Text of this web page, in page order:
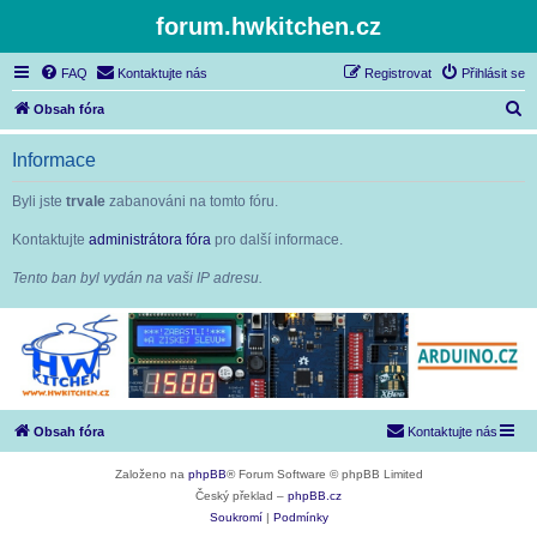
forum.hwkitchen.cz
FAQ Kontaktujte nás Přihlásit se
Registrovat
Obsah fóra
l
Informace
Byli jste trvale zabanováni na tomto fóru.
Kontaktujte administrátora fóra pro další informace.
Tento ban byl vydán na vaši IP adresu.
Obsah fóra Kontaktujte nás
Založeno na phpBB® Forum Software © phpBB Limited
Český překlad – phpBB.cz
Soukromí
Podmínky